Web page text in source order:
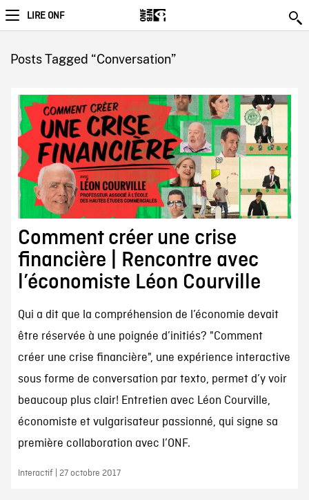
LIRE ONF
Posts Tagged “Conversation”
Comment créer une crise
financière | Rencontre avec
l’économiste Léon Courville
Qui a dit que la compréhension de l’économie devait
être réservée à une poignée d’initiés? "Comment
créer une crise financière", une expérience interactive
sous forme de conversation par texto, permet d’y voir
beaucoup plus clair! Entretien avec Léon Courville,
économiste et vulgarisateur passionné, qui signe sa
première collaboration avec l’ONF.
Interactif | 27 octobre 2017